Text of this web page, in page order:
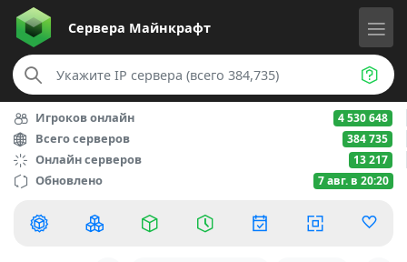
Сервера Майнкрафт
Игроков онлайн 4 530 648
Всего серверов 384 735
Онлайн серверов 13 217
Обновлено 7 авг. в 20:20